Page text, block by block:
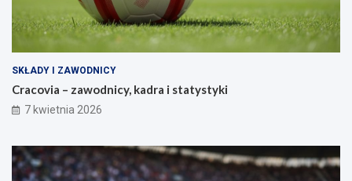
SKŁADY I ZAWODNICY
Cracovia – zawodnicy, kadra i statystyki
7 kwietnia 2026